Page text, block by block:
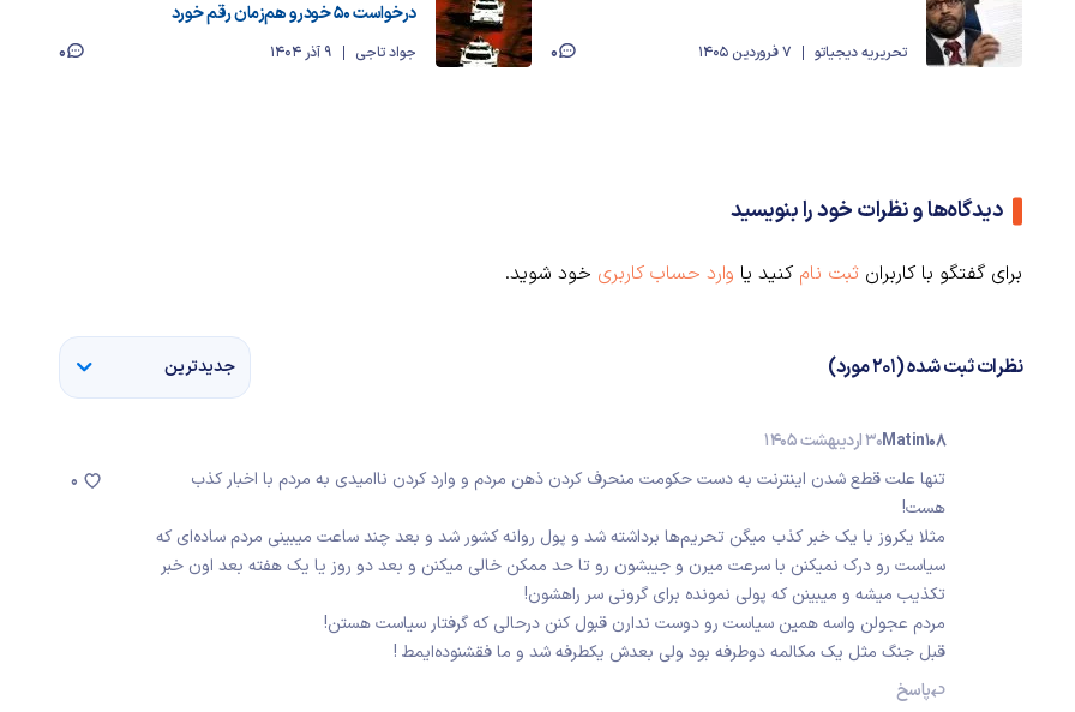
تحریریه دیجیاتو 7 فروردین 1405 0
درخواست 50 خودرو هم‌زمان رقم خورد
جواد تاجی 9 آذر 1404 0
دیدگاه‌ها و نظرات خود را بنویسید
برای گفتگو با کاربران ثبت نام کنید یا وارد حساب کاربری خود شوید.
نظرات ثبت شده (201 مورد) جدیدترین
Matin10830 اردیبهشت 1405
تنها علت قطع شدن اینترنت به دست حکومت منحرف کردن ذهن مردم و وارد کردن ناامیدی به مردم با اخبار کذب
هست!
مثلا یکروز با یک خبر کذب میگن تحریم‌ها برداشته شد و پول روانه کشور شد و بعد چند ساعت میبینی مردم ساده‌ای که
سیاست رو درک نمیکنن با سرعت میرن و جیبشون رو تا حد ممکن خالی میکنن و بعد دو روز یا یک هفته بعد اون خبر
تکذیب میشه و میبینن که پولی نمونده برای گرونی سر راهشون!
مردم عجولن واسه همین سیاست رو دوست ندارن قبول کنن درحالی که گرفتار سیاست هستن!
قبل جنگ مثل یک مکالمه دوطرفه بود ولی بعدش یکطرفه شد و ما فقشنوده‌ایمط !
پاسخ
0